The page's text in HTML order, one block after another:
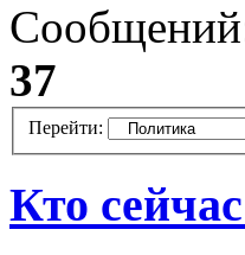
37
Перейти:
Кто